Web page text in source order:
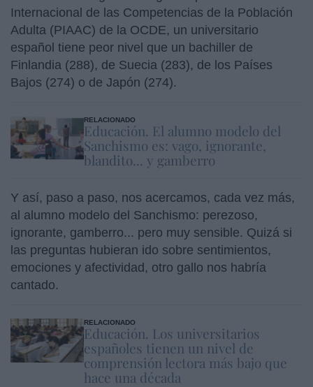
Internacional de las Competencias de la Población
Adulta (PIAAC) de la OCDE, un universitario
español tiene peor nivel que un bachiller de
Finlandia (288), de Suecia (283), de los Países
Bajos (274) o de Japón (274).
RELACIONADO
Educación. El alumno modelo del
Sanchismo es: vago, ignorante,
blandito... y gamberro
Y así, paso a paso, nos acercamos, cada vez más,
al alumno modelo del Sanchismo: perezoso,
ignorante, gamberro... pero muy sensible. Quizá si
las preguntas hubieran ido sobre sentimientos,
emociones y afectividad, otro gallo nos habría
cantado.
RELACIONADO
Educación. Los universitarios
españoles tienen un nivel de
comprensión lectora más bajo que
hace una década